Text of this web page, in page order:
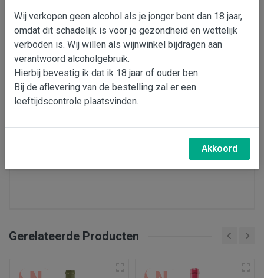
De wijn kan breed gecombineerd worden: van een
uitgebreide borrelplank tot de Arabische keuken met
z'n fijne specerijen en geurige gerechten.
(*) Wanneer een druif schimmeltolerant is dan kan hij
dus beter tegen vochtige omstandigheden. Het is bij
schimmelziektes te bestrijden. Ideaal voor de
biologische wijnboer dus, zij gebruiken namelijk
Gerelateerde Producten
Wij verkopen geen alcohol als je jonger bent dan 18 jaar,
omdat dit schadelijk is voor je gezondheid en wettelijk
verboden is. Wij willen als wijnwinkel bijdragen aan
verantwoord alcoholgebruik.
Hierbij bevestig ik dat ik 18 jaar of ouder ben.
Bij de aflevering van de bestelling zal er een
leeftijdscontrole plaatsvinden.
Akkoord